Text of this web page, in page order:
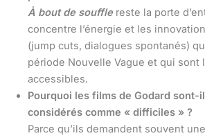
À bout de soufflereste la porte
concentre l’énergie et les
(jump cuts, dialogues spontanés)
période Nouvelle Vague et qui sont
accessibles.
Pourquoi les films de Godard sont-
considérés comme « difficiles » ?
Parce qu’ils demandent souvent